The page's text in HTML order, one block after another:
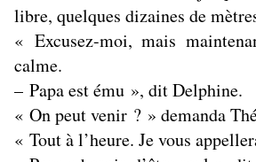
libre, quelques dizaines de
« Excusez-moi, mais
calme.
– Papa est ému », dit Delphine.
« On peut venir ? » demanda
« Tout à l’heure. Je vous